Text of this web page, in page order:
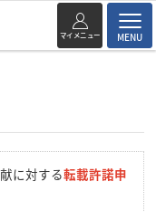
マイメニュー MENU
に対する転載許諾申